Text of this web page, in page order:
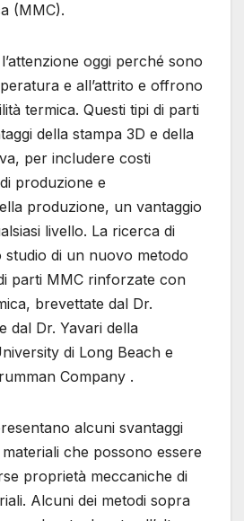
(MMC).
oggi perché sono
e all’attrito e offrono
termica. Questi tipi di parti
della stampa 3D e della
per includere costi
produzione e
produzione, un vantaggio
livello. La ricerca di
studio di un nuovo metodo
parti MMC rinforzate con
brevettate dal Dr.
dal Dr. Yavari della
di Long Beach e
Company .
alcuni svantaggi
che possono essere
proprietà meccaniche di
Alcuni dei metodi sopra